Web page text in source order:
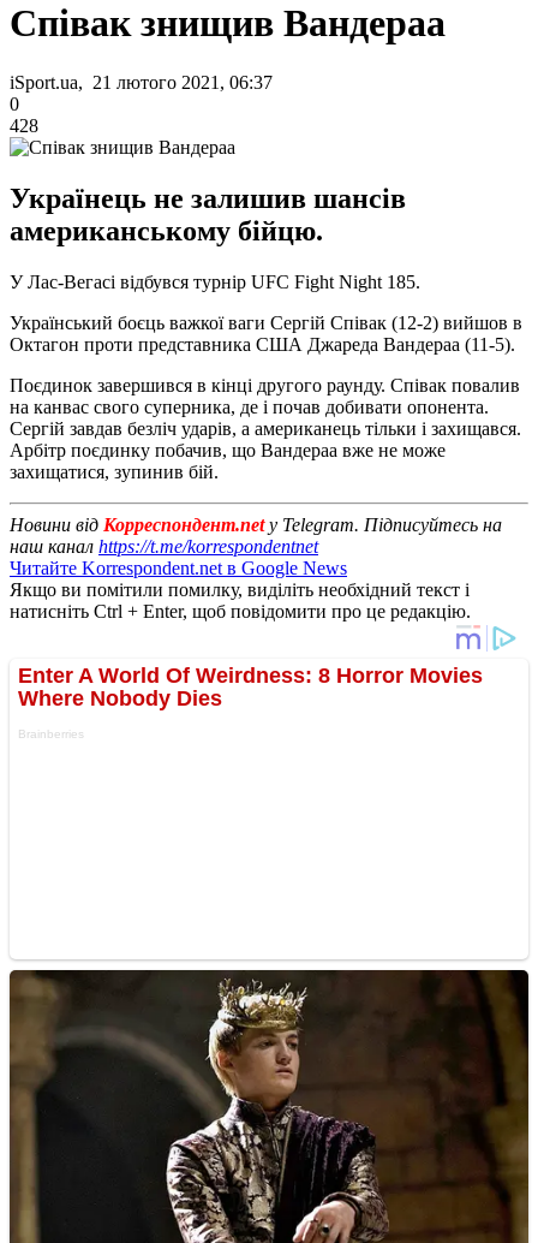
Співак знищив Вандераа
iSport.ua, 21 лютого 2021, 06:37
0
428
Українець не залишив шансів
американському бійцю.
У Лас-Вегасі відбувся турнір UFC Fight Night 185.
Український боєць важкої ваги Сергій Співак (12-2) вийшов в
Октагон проти представника США Джареда Вандераа (11-5).
Поєдинок завершився в кінці другого раунду. Співак повалив
на канвас свого суперника, де і почав добивати опонента.
Сергій завдав безліч ударів, а американець тільки і захищався.
Арбітр поєдинку побачив, що Вандераа вже не може
захищатися, зупинив бій.
Новини від Корреспондент.netу Telegram. Підписуйтесь на
наш канал https://t.me/korrespondentnet
Читайте Korrespondent.net в Google News
Якщо ви помітили помилку, виділіть необхідний текст і
натисніть Ctrl + Enter, щоб повідомити про це редакцію.